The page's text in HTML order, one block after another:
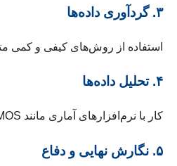
۳. گردآوری داده‌ها
استفاده از روش‌های کیفی و کمی
۴. تحلیل داده‌ها
کار با نرم‌افزارهای آماری مانند SPSS، LISREL، AMOS.
۵. نگارش نهایی و دفاع